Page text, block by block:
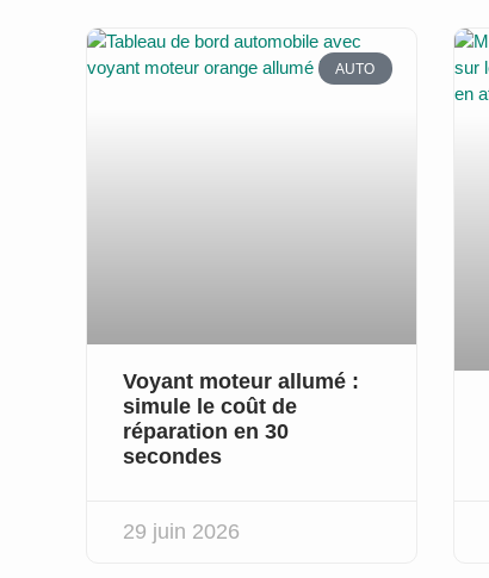
AUTO
Voyant moteur allumé :
simule le coût de
réparation en 30
secondes
29 juin 2026